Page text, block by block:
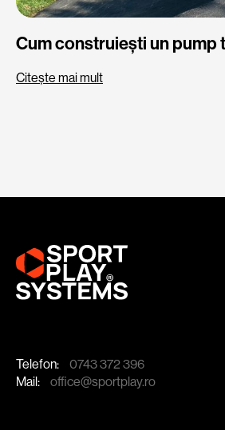
Cum construiești un pump
Citește mai mult
Telefon:
0743 372 396
Mail:
office@sportplay.ro